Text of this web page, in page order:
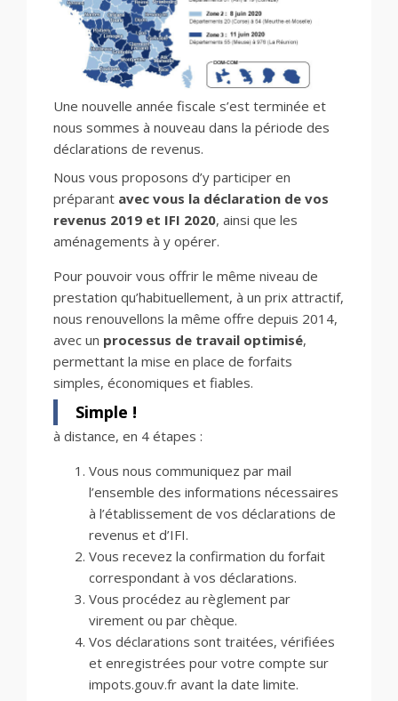
Une nouvelle année fiscale s’est terminée et
nous sommes à nouveau dans la période des
déclarations de revenus.
Nous vous proposons d’y participer en
préparant avec vous la déclaration de vos
revenus 2019 et IFI 2020, ainsi que les
aménagements à y opérer.
Pour pouvoir vous offrir le même niveau de
prestation qu’habituellement, à un prix attractif,
nous renouvellons la même offre depuis 2014,
avec un processus de travail optimisé,
permettant la mise en place de forfaits
simples, économiques et fiables.
Simple !
à distance, en 4 étapes :
Vous nous communiquez par mail
l’ensemble des informations nécessaires
à l’établissement de vos déclarations de
revenus et d’IFI.
Vous recevez la confirmation du forfait
correspondant à vos déclarations.
Vous procédez au règlement par
virement ou par chèque.
Vos déclarations sont traitées, vérifiées
et enregistrées pour votre compte sur
impots.gouv.fr avant la date limite.